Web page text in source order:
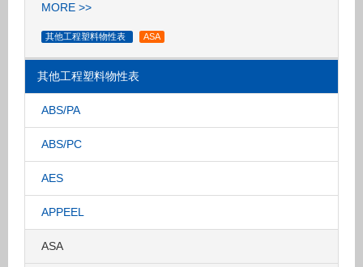
MORE >>
其他工程塑料物性表 ASA
其他工程塑料物性表
ABS/PA
ABS/PC
AES
APPEEL
ASA